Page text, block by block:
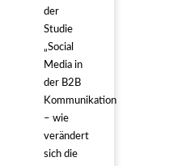
der
Studie
„Social
Media in
der B2B
Kommunikation
– wie
verändert
sich die